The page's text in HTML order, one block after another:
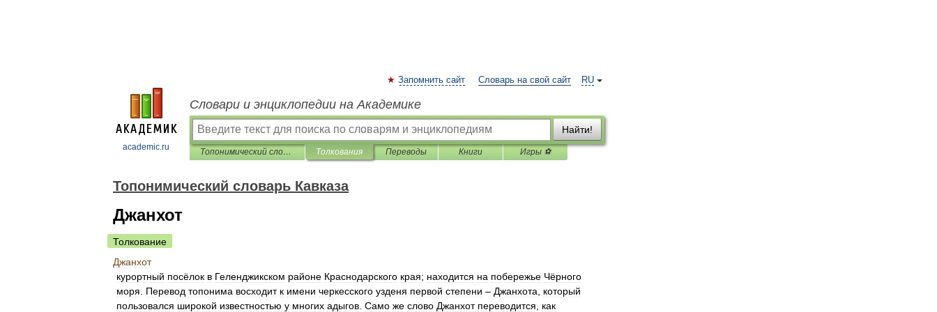
academic.ru
RU
Запомнить сайт Словарь на свой сайт
Словари и энциклопедии на Академике
Найти!
Топонимический словарь Кавказа Толкования Переводы Книги Игры ⚽
Топонимический словарь Кавказа
Джанхот
Толкование
Джанхот
курортный посёлок в Геленджикском районе Краснодарского края; находится на побережье Чёрного
моря
Перевод топонима восходит к имени черкесского узденя первой степени – Джанхота
который
пользовался широкой известностью у многих адыгов Само же слово Джанхот переводится
как